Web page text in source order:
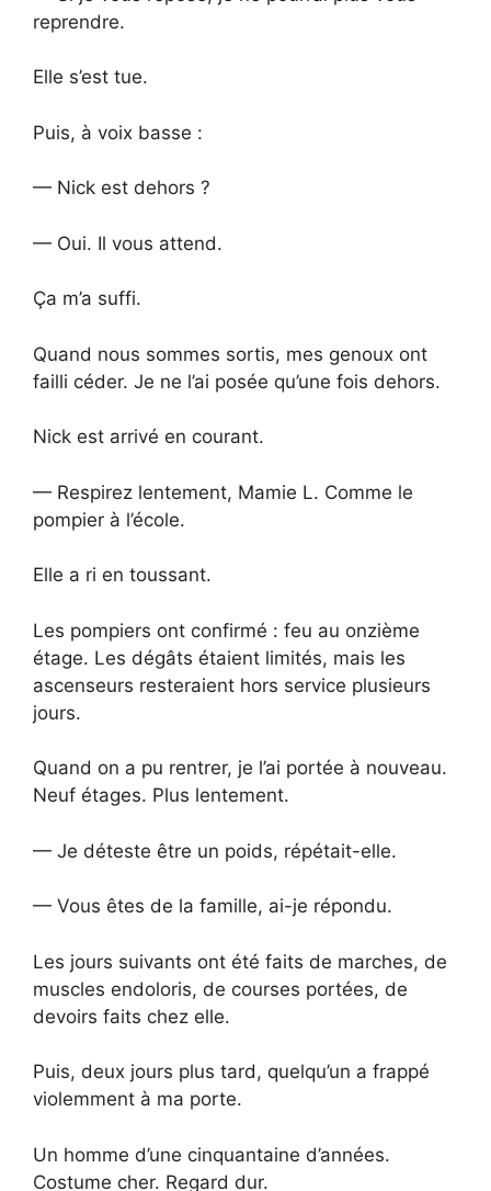
reprendre.
Elle s’est tue.
Puis, à voix basse :
— Nick est dehors ?
— Oui. Il vous attend.
Ça m’a suffi.
Quand nous sommes sortis, mes genoux ont
failli céder. Je ne l’ai posée qu’une fois dehors.
Nick est arrivé en courant.
— Respirez lentement, Mamie L. Comme le
pompier à l’école.
Elle a ri en toussant.
Les pompiers ont confirmé : feu au onzième
étage. Les dégâts étaient limités, mais les
ascenseurs resteraient hors service plusieurs
jours.
Quand on a pu rentrer, je l’ai portée à nouveau.
Neuf étages. Plus lentement.
— Je déteste être un poids, répétait-elle.
— Vous êtes de la famille, ai-je répondu.
Les jours suivants ont été faits de marches, de
muscles endoloris, de courses portées, de
devoirs faits chez elle.
Puis, deux jours plus tard, quelqu’un a frappé
violemment à ma porte.
Un homme d’une cinquantaine d’années.
Costume cher. Regard dur.